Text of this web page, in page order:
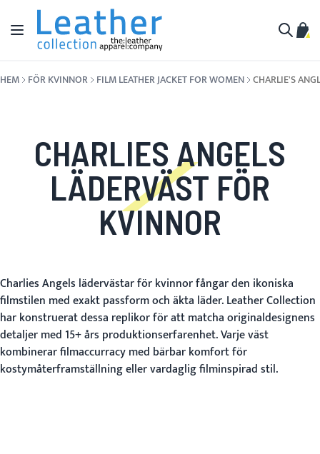
Hoppa till innehållet
Växla Nav
Min
HEM FÖR KVINNOR FILM LEATHER JACKET FOR WOMEN CHARLIE'S
CHARLIES ANGELS
LÄDERVÄST FÖR
KVINNOR
Charlies Angels lädervästar för kvinnor fångar den ikoniska
filmstilen med exakt passform och äkta läder. Leather Collection
har konstruerat dessa replikor för att matcha originaldesignens
detaljer med 15+ års produktionserfarenhet. Varje väst
kombinerar filmaccurracy med bärbar komfort för
kostymåterframställning eller vardaglig filminspirad stil.